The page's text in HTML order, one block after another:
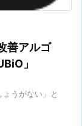
善アルゴ
」
うがない」と